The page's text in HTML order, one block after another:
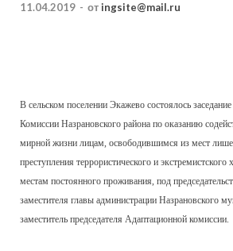
11.04.2019 - от ingsite@mail.ru
В сельском поселении Экажево состоялось
Комиссии Назрановского района по оказанию
мирной жизни лицам, освободившимся из мест
преступления террористического и
местам постоянного проживания, под
заместителя главы администрации Назрановского
заместитель председателя Адаптационной комиссии.